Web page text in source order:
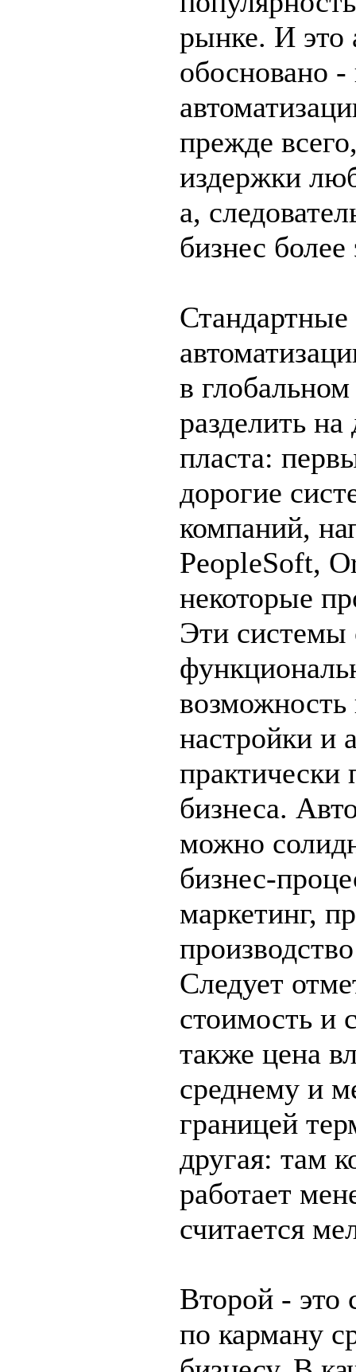
рынке. И это
обосновано
прежде
издержки
а,
бизнес
в
разделить
пласта:
дорогие
компаний,
PeopleSoft,
некоторые
Эти системы
возможность
настройки и
бизнеса.
можно
бизнес-
маркетинг,
Следует
стоимость и
также цена
среднему и
границей
другая: там
работает
считается
Второй - это
по карману